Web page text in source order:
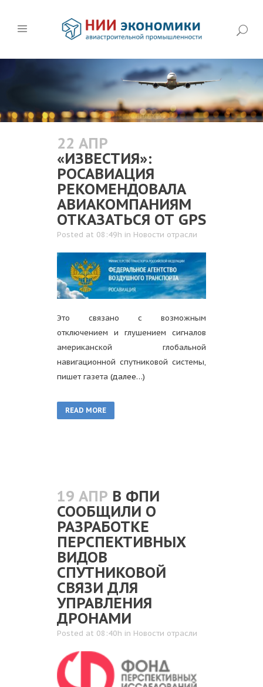
22 АПР
«ИЗВЕСТИЯ»:
РОСАВИАЦИЯ
РЕКОМЕНДОВАЛА
АВИАКОМПАНИЯМ
ОТКАЗАТЬСЯ ОТ GPS
Posted at 08:49h in Новости отрасли
Это связано с возможным
отключением и глушением сигналов
американской глобальной
навигационной спутниковой системы,
пишет газета (далее…)
READ MORE
19 АПР В ФПИ
СООБЩИЛИ О
РАЗРАБОТКЕ
ПЕРСПЕКТИВНЫХ
ВИДОВ
СПУТНИКОВОЙ
СВЯЗИ ДЛЯ
УПРАВЛЕНИЯ
ДРОНАМИ
Posted at 08:40h in Новости отрасли